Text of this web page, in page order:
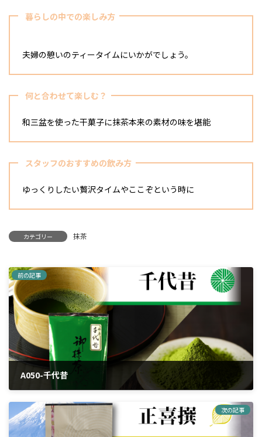
暮らしの中での楽しみ方
夫婦の憩いのティータイムにいかがでしょう。
何と合わせて楽しむ？
和三盆を使った干菓子に抹茶本来の素材の味を堪能
スタッフのおすすめの飲み方
ゆっくりしたい贅沢タイムやここぞという時に
カテゴリー 抹茶
前の記事
A050-千代昔
次の記事